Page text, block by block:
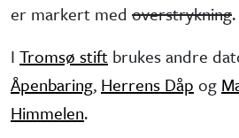
er markert med overstrykning.
I Tromsø stift brukes andre
Åpenbaring, Herrens Dåp og
Himmelen.